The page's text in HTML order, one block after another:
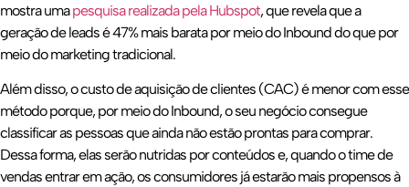
mostra umapesquisa realizada pela Hubspot, que revela que a
geração de leads é 47% mais barata por meio do Inbound do que por
meio do marketing tradicional.
Além disso, o custo de aquisição de clientes (CAC) é menor com esse
método porque, por meio do Inbound, o seu negócio consegue
classificar as pessoas que ainda não estão prontas para comprar.
Dessa forma, elas serão nutridas por conteúdos e, quando o time de
vendas entrar em ação, os consumidores já estarão mais propensos à